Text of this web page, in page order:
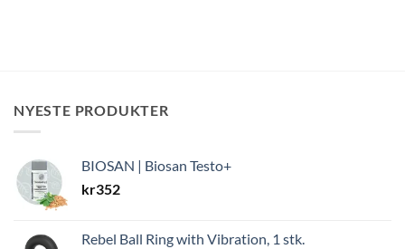
NYESTE PRODUKTER
BIOSAN | Biosan Testo+
kr352
Rebel Ball Ring with Vibration, 1 stk.